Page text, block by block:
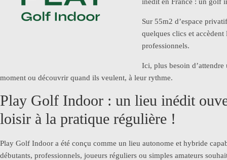
Sur 55m2 d’espace
quelques clics et
professionnels.
Ici, plus besoin
moment ou découvrir quand ils veulent, à leur rythme.
Play Golf Indoor : un lieu inédit
loisir à la pratique régulière !
Play Golf Indoor a été conçu comme un lieu autonome et hybride
débutants, professionnels, joueurs réguliers ou simples amateurs